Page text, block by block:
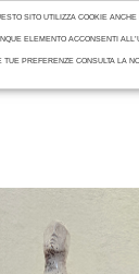
SITO UTILIZZA COOKIE ANCHE
ELEMENTO ACCONSENTI
PREFERENZE CONSULTA LA